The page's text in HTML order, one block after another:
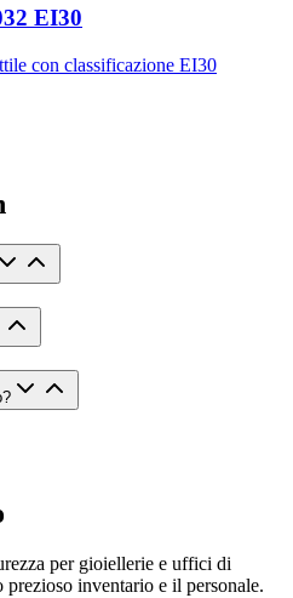
EI30
con classificazione EI30
per gioiellerie e uffici di
inventario e il personale.